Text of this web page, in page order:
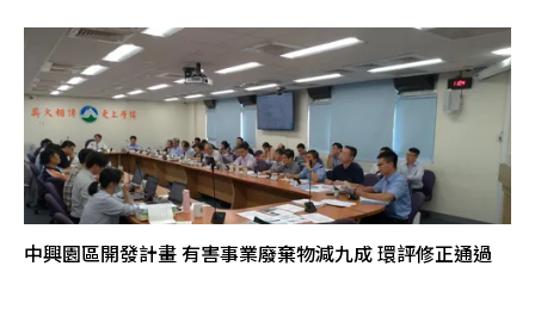
中興園區開發計畫 有害事業廢棄物減九成 環評修正通過